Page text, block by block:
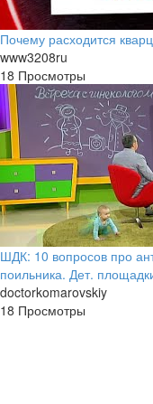
Почему расходится
www3208ru
18 Просмотры
ШДК: 10 вопросов про
поильника. Дет.
doctorkomarovskiy
18 Просмотры